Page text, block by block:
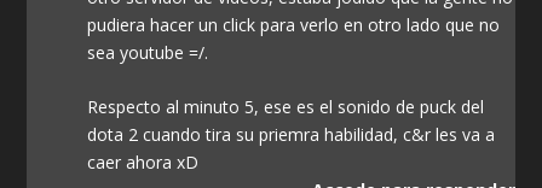
pudiera hacer un click para verlo en otro lado que no
sea youtube =/.
Respecto al minuto 5, ese es el sonido de puck del
dota 2 cuando tira su priemra habilidad, c&r les va a
caer ahora xD